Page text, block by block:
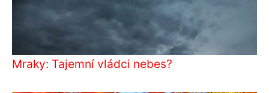
Mraky: Tajemní vládci nebes?